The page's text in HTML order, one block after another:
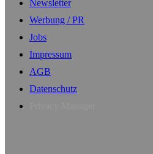
Newsletter
Werbung / PR
Jobs
Impressum
AGB
Datenschutz